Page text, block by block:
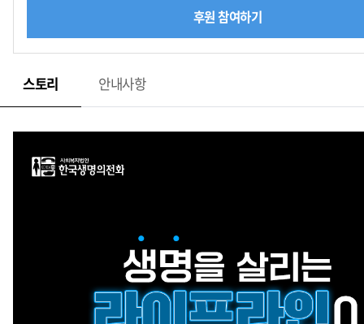
후원 참여하기
스토리 안내사항